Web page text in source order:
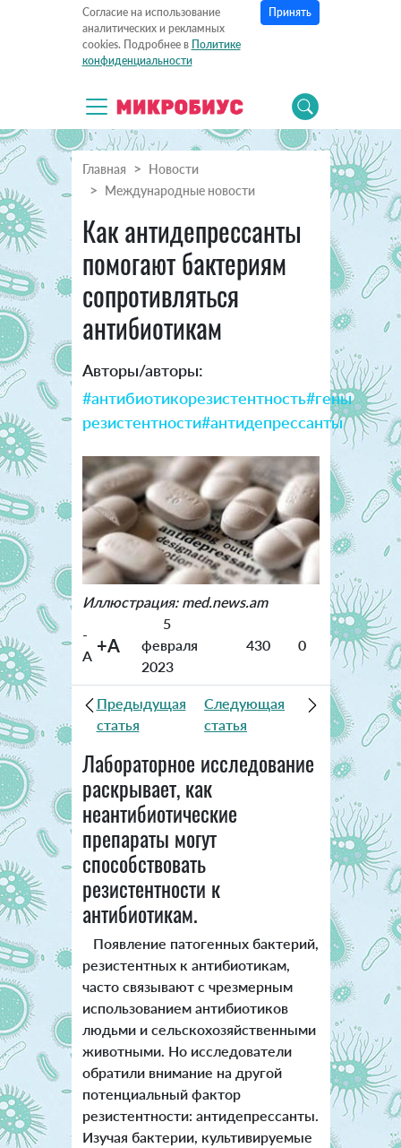
Согласие на использование
аналитических и рекламных
cookies. Подробнее в Политике
конфиденциальности
Принять
Главная
Новости
Международные новости
Как антидепрессанты
помогают бактериям
сопротивляться
антибиотикам
Авторы/авторы:
#антибиотикорезистентность#гены
резистентности#антидепрессанты
Иллюстрация: med.news.am
-
A +A
5
февраля
2023
430 0
Предыдущая
статья
Следующая
статья
Лабораторное исследование
раскрывает, как
неантибиотические
препараты могут
способствовать
резистентности к
антибиотикам.
Появление патогенных бактерий,
резистентных к антибиотикам,
часто связывают с чрезмерным
использованием антибиотиков
людьми и сельскохозяйственными
животными. Но исследователи
обратили внимание на другой
потенциальный фактор
резистентности: антидепрессанты.
Изучая бактерии, культивируемые